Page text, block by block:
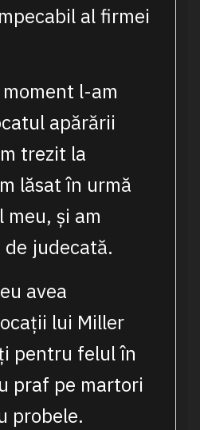
al firmei
l-am
apărării
trezit la
lăsat în urmă
meu, și am
judecată.
avea
lui Miller
pentru felul în
praf pe martori
probele.